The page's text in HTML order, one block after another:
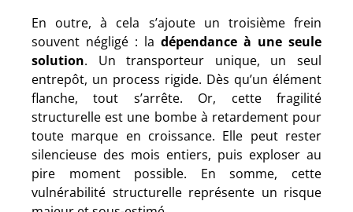
En outre, à cela s’ajoute un troisième frein
souvent négligé : la dépendance à une seule
solution. Un transporteur unique, un seul
entrepôt, un process rigide. Dès qu’un élément
flanche, tout s’arrête. Or, cette fragilité
structurelle est une bombe à retardement pour
toute marque en croissance. Elle peut rester
silencieuse des mois entiers, puis exploser au
pire moment possible. En somme, cette
vulnérabilité structurelle représente un risque